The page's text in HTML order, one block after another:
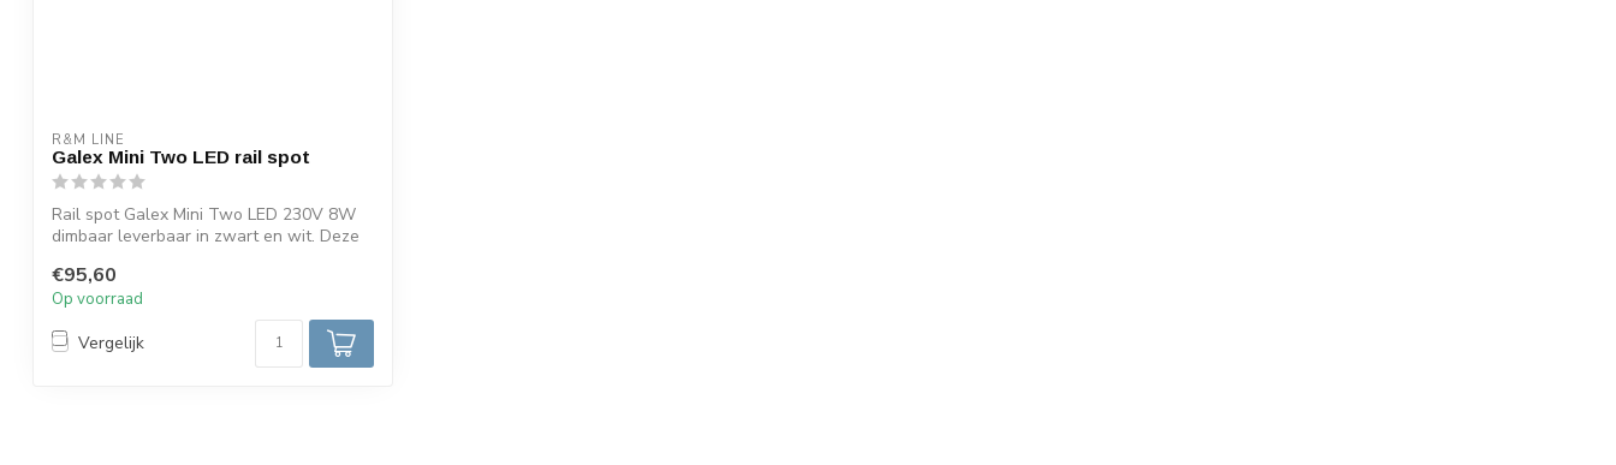
R&M LINE
Galex Mini Two LED rail spot
Rail spot Galex Mini Two LED 230V 8W
dimbaar leverbaar in zwart en wit. Deze
€95,60
Op voorraad
Vergelijk